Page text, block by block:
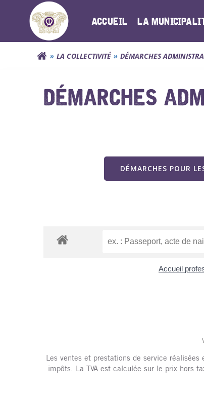
contenu
ACCUEIL LA
LA COLLECTIVITÉ DÉMARCHES
DÉMARCHES
DÉMARCHES POUR
Accueil
Les ventes et prestations de service
impôts. La TVA est calculée sur le prix hors